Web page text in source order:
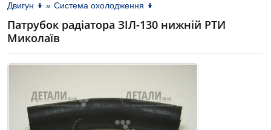
Двигун
» Система охолодження
Патрубок радіатора ЗІЛ-130 нижній РТИ
Миколаїв